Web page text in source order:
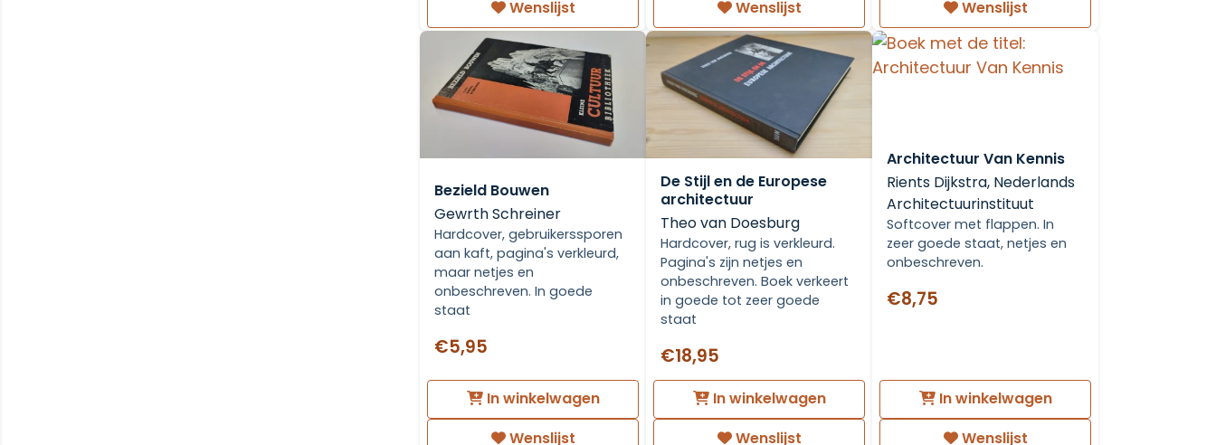
Wenslijst
Wenslijst
Wenslijst
Bezield Bouwen
Gewrth Schreiner
Hardcover, gebruikerssporen
aan kaft, pagina's verkleurd,
maar netjes en
onbeschreven. In goede
staat
€5,95
In winkelwagen
Wenslijst
De Stijl en de Europese
architectuur
Theo van Doesburg
Hardcover, rug is verkleurd.
Pagina's zijn netjes en
onbeschreven. Boek verkeert
in goede tot zeer goede
staat
€18,95
In winkelwagen
Wenslijst
Architectuur Van Kennis
Rients Dijkstra, Nederlands
Architectuurinstituut
Softcover met flappen. In
zeer goede staat, netjes en
onbeschreven.
€8,75
In winkelwagen
Wenslijst